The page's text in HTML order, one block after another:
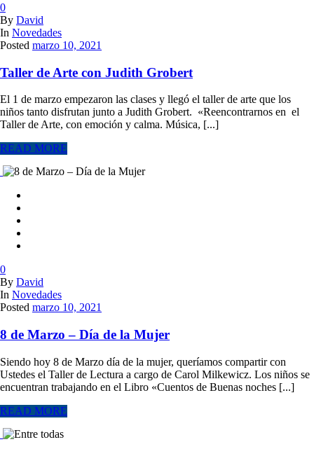
0
By David
In Novedades
Posted marzo 10, 2021
Taller de Arte con Judith Grobert
El 1 de marzo empezaron las clases y llegó el taller de arte que los
niños tanto disfrutan junto a Judith Grobert. ️ «Reencontrarnos en el
Taller de Arte, con emoción y calma. Música, [...]
READ MORE
0
By David
In Novedades
Posted marzo 10, 2021
8 de Marzo – Día de la Mujer
Siendo hoy 8 de Marzo día de la mujer, queríamos compartir con
Ustedes el Taller de Lectura a cargo de Carol Milkewicz. Los niños se
encuentran trabajando en el Libro «Cuentos de Buenas noches [...]
READ MORE